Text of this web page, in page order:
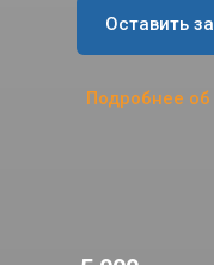
Оставить
Подробнее об